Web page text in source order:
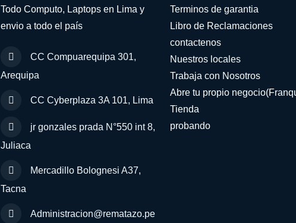
Todo Computo, Laptops en Lima y
envio a todo el país
CC Compuarequipa 301,
Arequipa
CC Cyberplaza 3A 101, Lima
jr gonzales prada N°550 int 8,
Juliaca
Mercadillo Bolognesi A37,
Tacna
Administracion@rematazo.pe
Terminos de garantia
Libro de Reclamaciones
contactenos
Nuestros locales
Trabaja con Nosotros
Abre tu propio
Tienda
probando